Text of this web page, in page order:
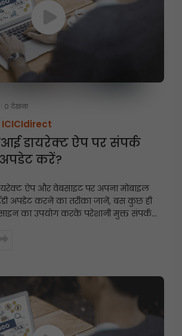
0 देखना
डायरेक्ट ऐप पर संपर्क
करें?
ऐप और वेबसाइट पर अपना मोबाइल
अपडेट करने का तरीका जानें, बस कुछ ही
का उपयोग करके परेशानी मुक्त संपर्क